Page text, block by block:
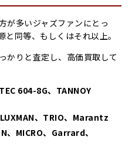
が多いジャズファンにとっ
同等、もしくはそれ以上。
かりと査定し、高価買取して
604-8G、TANNOY
、TRIO、Marantz
、MICRO、Garrard、